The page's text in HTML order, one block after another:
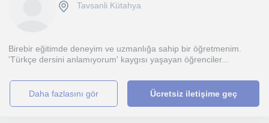
Tavsanli Kütahya
Birebir eğitimde deneyim ve uzmanlığa sahip bir öğretmenim.
'Türkçe dersini anlamıyorum' kaygısı yaşayan öğrenciler...
daha fazlasını gör Ücretsiz iletişime geç